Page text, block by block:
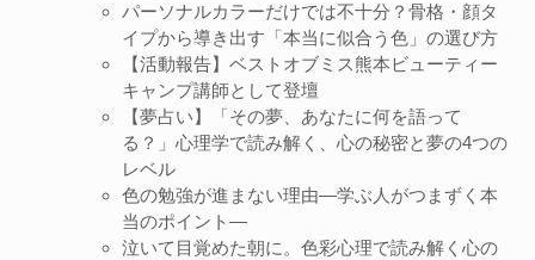
パーソナルカラーだけでは不十分？骨格・顔タ
イプから導き出す「本当に似合う色」の選び方
【活動報告】ベストオブミス熊本ビューティー
キャンプ講師として登壇
【夢占い】「その夢、あなたに何を語って
る？」心理学で読み解く、心の秘密と夢の4つの
レベル
色の勉強が進まない理由―学ぶ人がつまずく本
当のポイント―
泣いて目覚めた朝に。色彩心理で読み解く心の